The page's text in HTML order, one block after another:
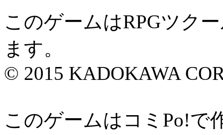
このゲームはRPGツク
ます。
© 2015 KADOKAWA
このゲームはコミPo!で